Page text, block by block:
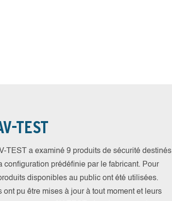
TEST
TEST a examiné 9 produits de sécurité destinés
prédéfinie par le fabricant. Pour
disponibles au public ont été utilisées.
pu être mises à jour à tout moment et leurs